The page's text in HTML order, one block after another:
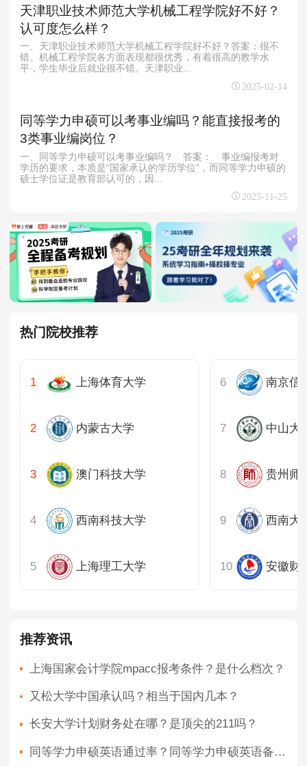
天津职业技术师范大学机械工程学院好不好？
认可度怎么样？
一、天津职业技术师范大学机械工程学院好不好？答案：很不
错。机械工程学院各方面表现都很优秀，有着很高的教学水
平，学生毕业后就业很不错。天津职业...
2025-02-14
同等学力申硕可以考事业编吗？能直接报考的
3类事业编岗位？
一、同等学力申硕可以考事业编吗？ 答案： 事业编报考对
学历的要求，本质是“国家承认的学历学位”，而同等学力申硕的
硕士学位证是教育部认可的，因...
2025-11-25
热门院校推荐
上海体育大学
内蒙古大学
澳门科技大学
西南科技大学
上海理工大学
南京信
中山大
贵州师
西南大
安徽财
推荐资讯
上海国家会计学院mpacc报考条件？是什么档次？
又松大学中国承认吗？相当于国内几本？
长安大学计划财务处在哪？是顶尖的211吗？
同等学力申硕英语通过率？同等学力申硕英语备考攻略